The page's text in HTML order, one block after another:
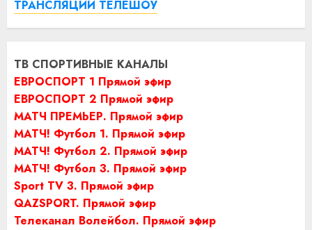
ТРАНСЛЯЦИИ ТЕЛЕШОУ
ТВ СПОРТИВНЫЕ КАНАЛЫ
ЕВРОСПОРТ 1 Прямой эфир
ЕВРОСПОРТ 2 Прямой эфир
МАТЧ ПРЕМЬЕР. Прямой эфир
МАТЧ! Футбол 1. Прямой эфир
МАТЧ! Футбол 2. Прямой эфир
МАТЧ! Футбол 3. Прямой эфир
Sport TV 3. Прямой эфир
QAZSPORT. Прямой эфир
Телеканал Волейбол. Прямой эфир